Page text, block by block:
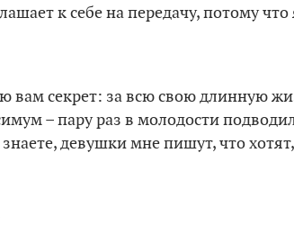
к себе на передачу, потому что
вам секрет: за всю свою длинную
– пару раз в молодости
девушки мне пишут, что